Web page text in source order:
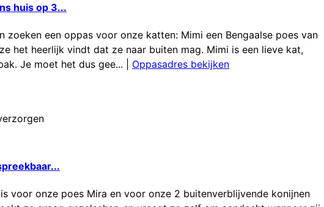
huis op 3...
een oppas voor onze katten: Mimi een Bengaalse poes van
het heerlijk vindt dat ze naar buiten mag. Mimi is een lieve kat,
Je moet het dus gee...
Oppasadres bekijken
voor onze poes Mira en voor onze 2 buitenverblijvende konijnen